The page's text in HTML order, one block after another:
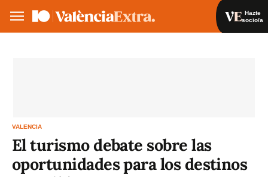
Hazte
socio/a
VALENCIA
El turismo debate sobre las
oportunidades para los destinos